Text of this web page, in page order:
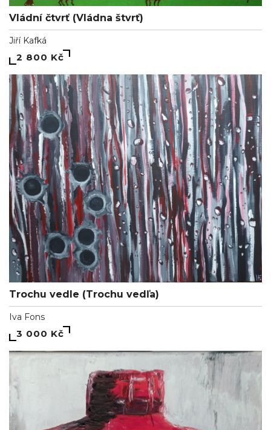
Vládní čtvrť (Vládna štvrť)
Jiří Kafká
2 800 Kč
Trochu vedle (Trochu vedľa)
Iva Fons
3 000 Kč